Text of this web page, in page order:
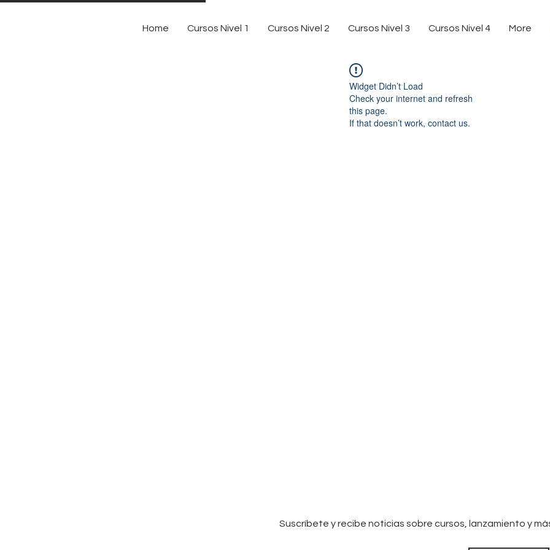
Home Cursos Nivel 1 Cursos Nivel 2 Cursos Nivel 3 Cursos Nivel 4 More
Widget Didn’t Load
Check your internet and refresh
this page.
If that doesn’t work, contact us.
Suscríbete y recibe noticias sobre cursos, lanzamiento y